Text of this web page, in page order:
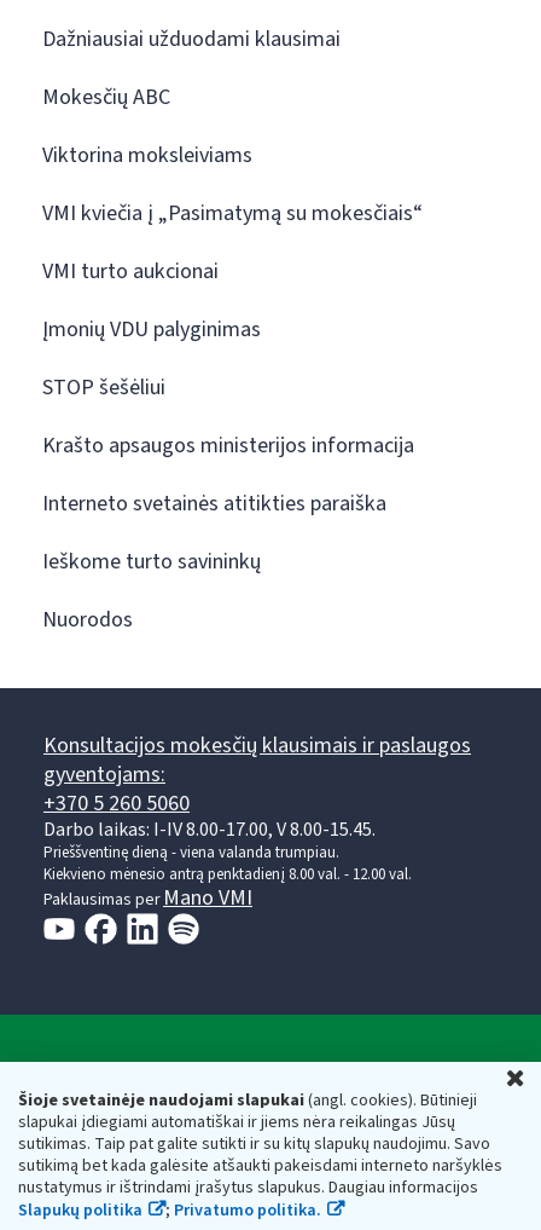
Šioje svetainėje naudojami slapukai(angl. cookies). Būtinieji
slapukai įdiegiami automatiškai ir jiems nėra reikalingas Jūsų
sutikimas. Taip pat galite sutikti ir su kitų slapukų naudojimu. Savo
sutikimą bet kada galėsite atšaukti pakeisdami interneto naršyklės
nustatymus ir ištrindami įrašytus slapukus. Daugiau informacijos
Slapukų politika
; Privatumo politika.
Dažniausiai užduodami klausimai
Mokesčių ABC
Viktorina moksleiviams
VMI kviečia į „Pasimatymą su mokesčiais“
VMI turto aukcionai
Įmonių VDU palyginimas
STOP šešėliui
Krašto apsaugos ministerijos informacija
Interneto svetainės atitikties paraiška
Ieškome turto savininkų
Nuorodos
Konsultacijos mokesčių klausimais ir paslaugos
gyventojams:
+370 5 260 5060
Darbo laikas: I-IV 8.00-17.00, V 8.00-15.45.
Prieššventinę dieną - viena valanda trumpiau.
Kiekvieno mėnesio antrą penktadienį 8.00 val. - 12.00 val.
Paklausimas perMano VMI
Valstybinė mokesčių inspekcija prie Lietuvos
Respublikos finansų ministerijos
Biudžetinė įstaiga. Juridinio asmens kodas — 188659752,
adresas: Vasario 16-osios g. 14, 01107 Vilnius, Lietuva, el.paštas:
vmi@vmi.lt , E. pristatymo dėžutės adresas 188659752
Duomenys apie Valstybinę mokesčių inspekciją prie Lietuvos
Respublikos finansų ministerijos kaupiami ir saugomi Juridinių